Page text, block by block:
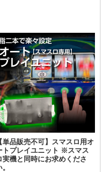
単品販売不可】スマスロ用オ
トプレイユニット ※スマス
実機と同時にお求めくださ